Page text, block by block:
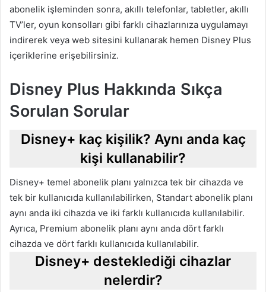
abonelik işleminden sonra, akıllı telefonlar, tabletler, akıllı
TV’ler, oyun konsolları gibi farklı cihazlarınıza uygulamayı
indirerek veya web sitesini kullanarak hemen Disney Plus
içeriklerine erişebilirsiniz.
Disney Plus Hakkında Sıkça
Sorulan Sorular
Disney+ kaç kişilik? Aynı anda kaç
kişi kullanabilir?
Disney+ temel abonelik planı yalnızca tek bir cihazda ve
tek bir kullanıcıda kullanılabilirken, Standart abonelik planı
aynı anda iki cihazda ve iki farklı kullanıcıda kullanılabilir.
Ayrıca, Premium abonelik planı aynı anda dört farklı
cihazda ve dört farklı kullanıcıda kullanılabilir.
Disney+ desteklediği cihazlar
nelerdir?